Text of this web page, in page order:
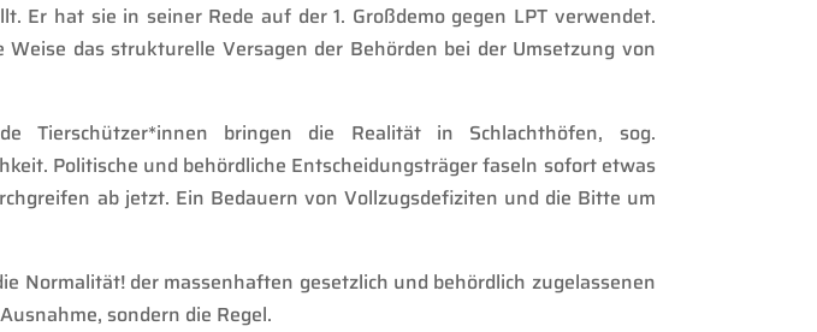
Er hat sie in seiner Rede auf der 1. Großdemogegen LPT verwendet.
das strukturelle Versagen der Behörden bei der Umsetzung von
Tierschützer*innen bringen die Realität in Schlachthöfen, sog.
. Politische und behördliche Entscheidungsträger faseln sofort etwas
ab jetzt. Ein Bedauern von Vollzugsdefiziten und die Bitte um
Normalität! der massenhaften gesetzlich und behördlich zugelassenen
sondern die Regel.